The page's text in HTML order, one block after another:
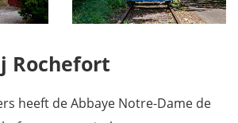
Rochefort
heeft de Abbaye Notre-Dame de